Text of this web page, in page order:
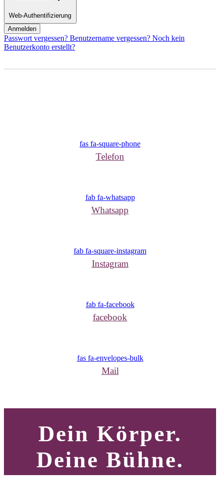
Web-Authentifizierung
Anmelden
Passwort vergessen? Benutzername vergessen? Noch kein
Benutzerkonto erstellt?
fas fa-square-phone
Telefon
fab fa-whatsapp
Whatsapp
fab fa-square-instagram
Instagram
fab fa-facebook
facebook
fas fa-envelopes-bulk
Mail
Dein Körper.
Deine Bühne.